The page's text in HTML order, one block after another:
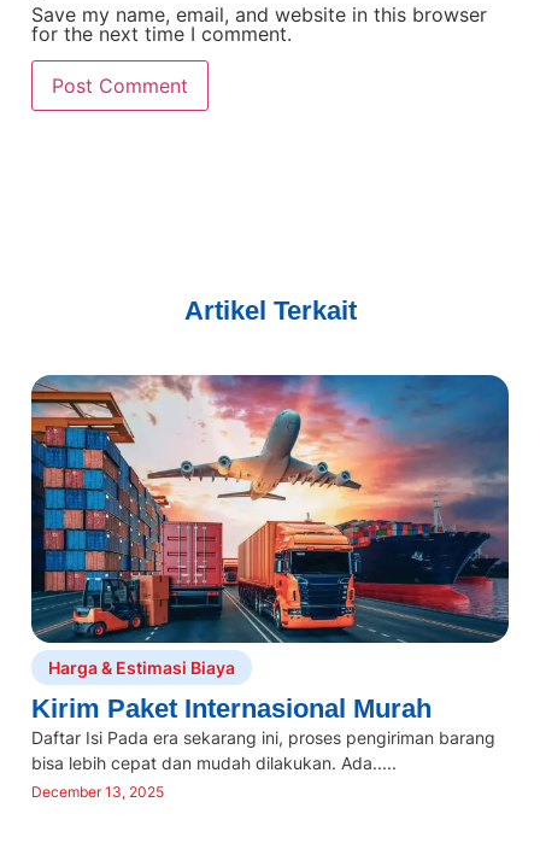
Save my name, email, and website in this browser
for the next time I comment.
Artikel Terkait
Harga & Estimasi Biaya
Kirim Paket Internasional Murah
Daftar Isi Pada era sekarang ini, proses pengiriman barang
bisa lebih cepat dan mudah dilakukan. Ada.....
December 13, 2025